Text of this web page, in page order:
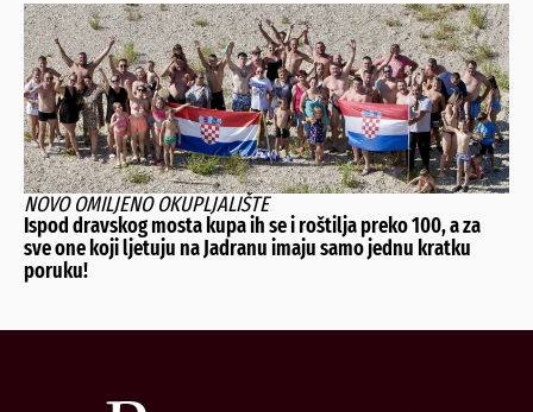
NOVO OMILJENO OKUPLJALIŠTE
Ispod dravskog mosta kupa ih se i roštilja preko 100, a za
sve one koji ljetuju na Jadranu imaju samo jednu kratku
poruku!